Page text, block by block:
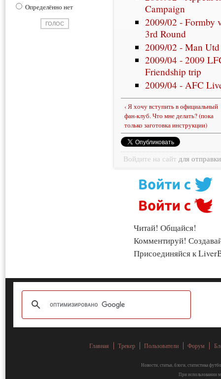
Определённо нет
Campaign
2009/02 - Formby
3rd Round
2009/02 - Man
2009/04 - 2009
Friendship trip
2009/04 - AFC
‹ Я хочу вступить в официальный
фан-клуб. Что мне делать? (пока
только заготовка инструкции)
Войдите на сайт для
Читай! Общайся!
Комментируй!
Присоединяйся к
Главная Трекер Пользователи Форум
Новости, статьи, блоги, статистика
При использовании